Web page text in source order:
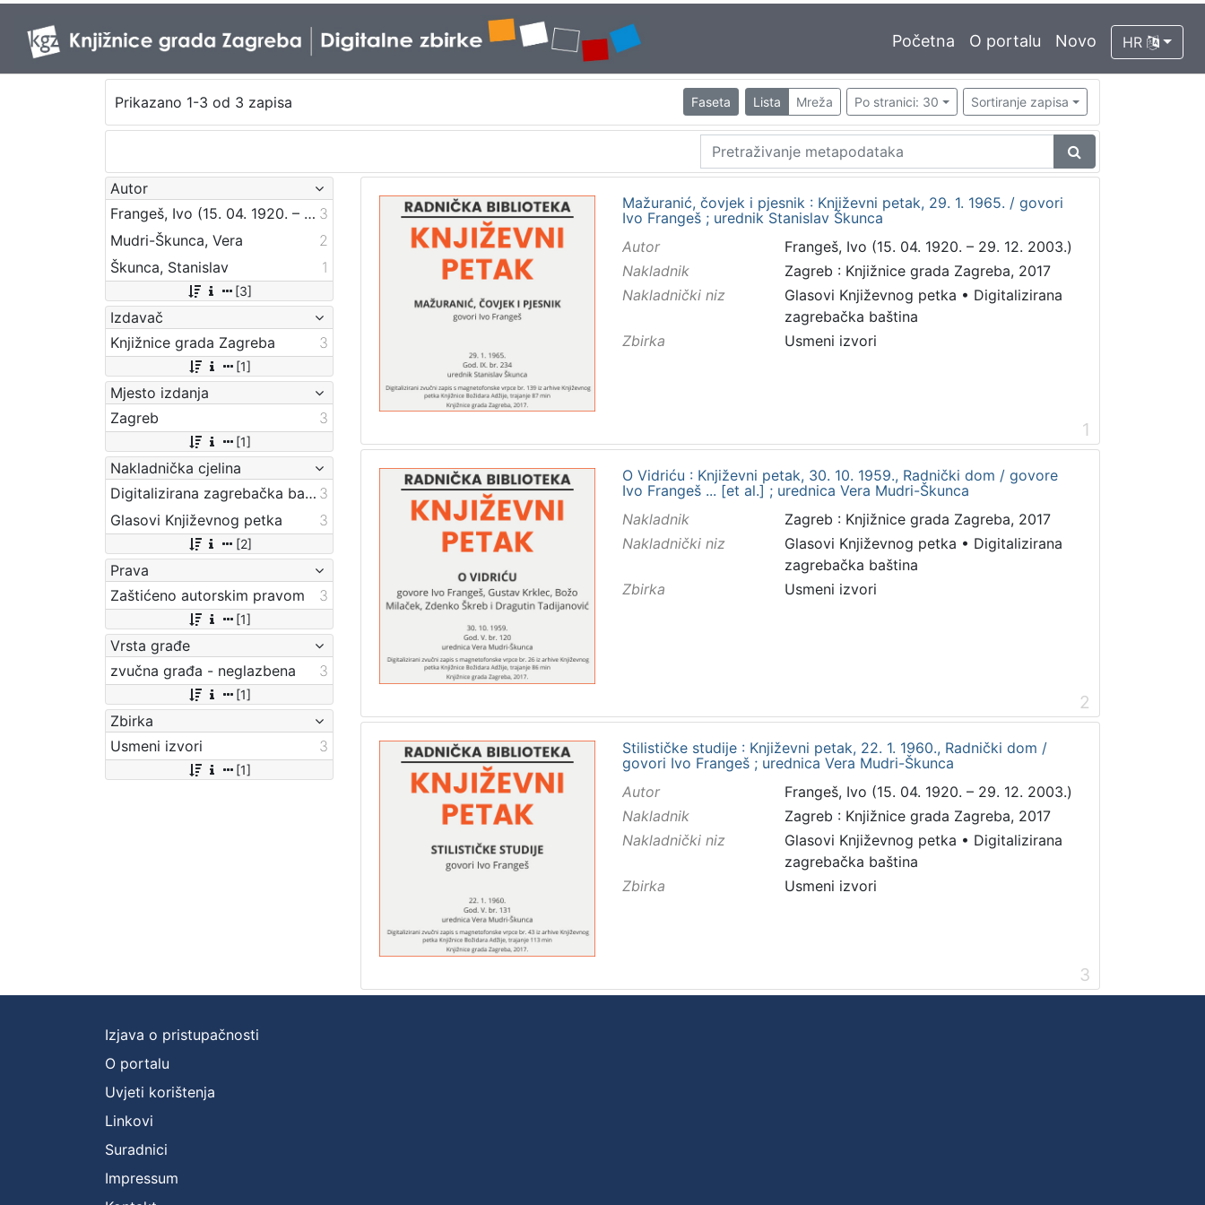
Početna O portalu Novo HR
Prikazano 1-3 od 3 zapisa Faseta Lista Mreža Po stranici: 30 Sortiranje zapisa
Autor
Frangeš, Ivo (15. 04. 1920. – 29. 12. 2003.) 3
Mudri-Škunca, Vera
2
Škunca, Stanislav
1
[3]
Izdavač
Knjižnice grada Zagreba
3
[1]
Mjesto izdanja
Zagreb
3
[1]
Nakladnička cjelina
Digitalizirana zagrebačka baština 3
Glasovi Književnog petka
3
[2]
Prava
Zaštićeno autorskim pravom
3
[1]
Vrsta građe
zvučna građa - neglazbena
3
[1]
Zbirka
Usmeni izvori
3
[1]
Mažuranić, čovjek i pjesnik : Književni petak, 29. 1. 1965. / govori
Ivo Frangeš ; urednik Stanislav Škunca
Autor
Frangeš, Ivo (15. 04. 1920. – 29. 12. 2003.)
Nakladnik
Zagreb : Knjižnice grada Zagreba, 2017
Nakladnički niz
Glasovi Književnog petka • Digitalizirana
zagrebačka baština
Zbirka
Usmeni izvori
1
O Vidriću : Književni petak, 30. 10. 1959., Radnički dom / govore
Ivo Frangeš ... [et al.] ; urednica Vera Mudri-Škunca
Nakladnik
Zagreb : Knjižnice grada Zagreba, 2017
Nakladnički niz
Glasovi Književnog petka • Digitalizirana
zagrebačka baština
Zbirka
Usmeni izvori
2
Stilističke studije : Književni petak, 22. 1. 1960., Radnički dom /
govori Ivo Frangeš ; urednica Vera Mudri-Škunca
Autor
Frangeš, Ivo (15. 04. 1920. – 29. 12. 2003.)
Nakladnik
Zagreb : Knjižnice grada Zagreba, 2017
Nakladnički niz
Glasovi Književnog petka • Digitalizirana
zagrebačka baština
Zbirka
Usmeni izvori
3
Izjava o pristupačnosti
O portalu
Uvjeti korištenja
Linkovi
Suradnici
Impressum